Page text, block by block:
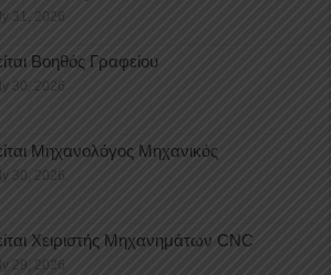
31, 2026
Βοηθός Γραφείου
30, 2026
Μηχανολόγος Μηχανικός
30, 2026
Χειριστής Μηχανημάτων CNC
29, 2026